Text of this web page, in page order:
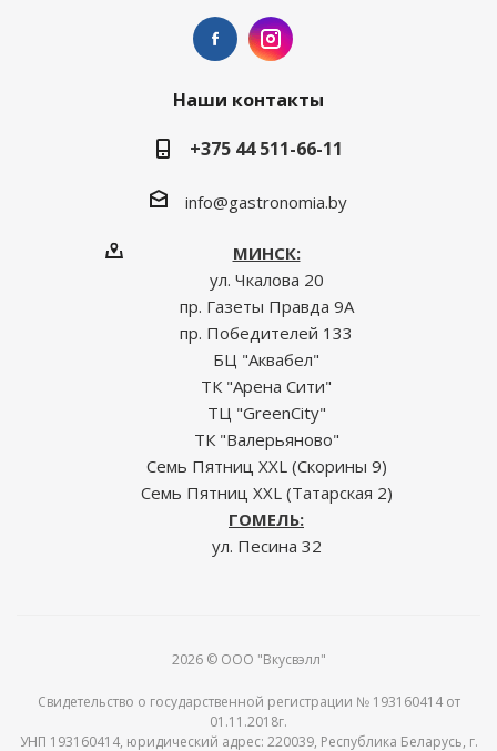
Наши контакты
+375 44 511-66-11
info@gastronomia.by
МИНСК:
ул. Чкалова 20
пр. Газеты Правда 9А
пр. Победителей 133
БЦ "Аквабел"
ТК "Арена Сити"
ТЦ "GreenCity"
ТК "Валерьяново"
Семь Пятниц XXL (Скорины 9)
Семь Пятниц XXL (Татарская 2)
ГОМЕЛЬ:
ул. Песина 32
2026 © ООО "Вкусвэлл"
Свидетельство о государственной регистрации № 193160414 от
01.11.2018г.
УНП 193160414, юридический адрес: 220039, Республика Беларусь, г.